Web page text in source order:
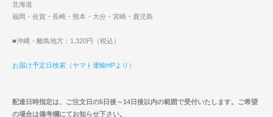
北海道
福岡・佐賀・長崎・熊本・大分・宮崎・鹿児島
■沖縄・離島地方：1,320円（税込）
お届け予定日検索（ヤマト運輸HPより）
配達日時指定は、ご注文日の5日後～14日後以内の範囲で受付いたします。ご希望
の場合は備考欄にてお知らせ下さい。